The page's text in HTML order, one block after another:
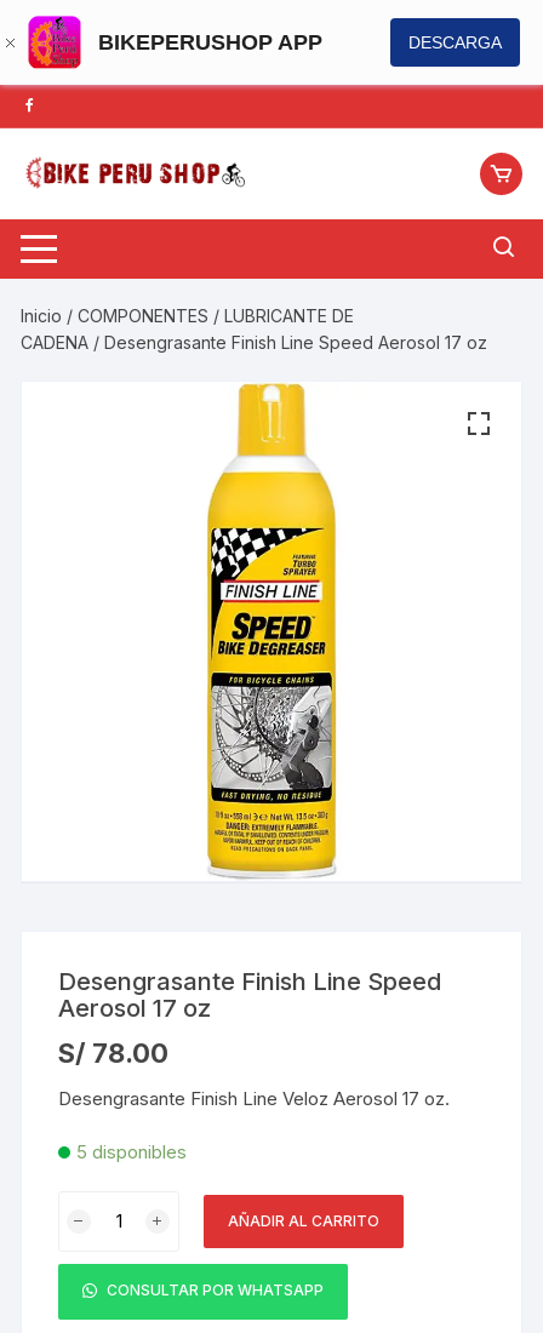
BIKEPERUSHOP APP DESCARGA
Saltar
al
contenido
Inicio /COMPONENTES /LUBRICANTE DE
CADENA / Desengrasante Finish Line Speed Aerosol 17 oz
Desengrasante Finish Line Speed
Aerosol 17 oz
S/ 78.00
Desengrasante Finish Line Veloz Aerosol 17 oz.
5 disponibles
Line
Speed
Aerosol
AÑADIR AL CARRITO
CONSULTAR POR WHATSAPP